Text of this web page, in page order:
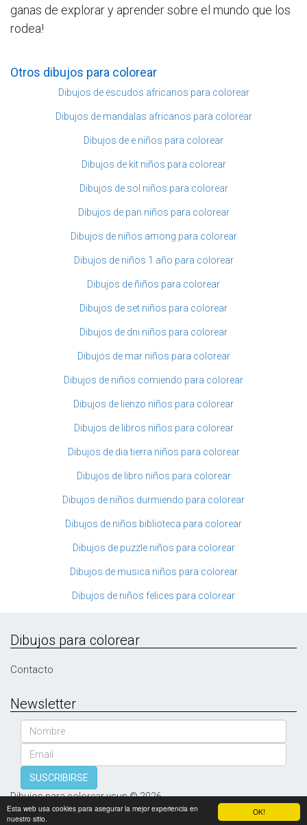
OK!
Esta web usa cookies para asegurar la mejor experiencia en
nuestro sitio.
ganas de explorar y aprender sobre el mundo que los
rodea!
Otros dibujos para colorear
Dibujos de escudos africanos para colorear
Dibujos de mandalas africanos para colorear
Dibujos de e niños para colorear
Dibujos de kit niños para colorear
Dibujos de sol niños para colorear
Dibujos de pan niños para colorear
Dibujos de niños among para colorear
Dibujos de niños 1 año para colorear
Dibujos de ñiños para colorear
Dibujos de set niños para colorear
Dibujos de dni niños para colorear
Dibujos de mar niños para colorear
Dibujos de niños comiendo para colorear
Dibujos de lienzo niños para colorear
Dibujos de libros niños para colorear
Dibujos de dia tierra niños para colorear
Dibujos de libro niños para colorear
Dibujos de niños durmiendo para colorear
Dibujos de niños biblioteca para colorear
Dibujos de puzzle niños para colorear
Dibujos de musica niños para colorear
Dibujos de niños felices para colorear
Dibujos para colorear
Contacto
Newsletter
Nombre
Email
SUSCRIBIRSE
Dibujos para colorear vsun © 2026